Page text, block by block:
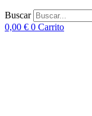
Buscar
0,00 € 0 Carrito